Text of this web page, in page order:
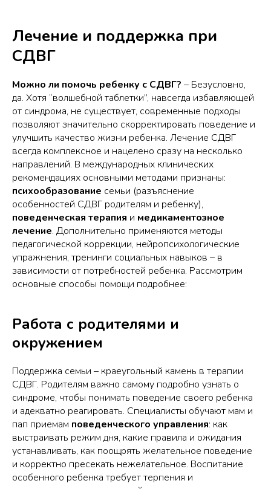
Лечение и поддержка при
СДВГ
Можно ли помочь ребенку с СДВГ? – Безусловно,
да. Хотя “волшебной таблетки”, навсегда избавляющей
от синдрома, не существует, современные подходы
позволяют значительно скорректировать поведение и
улучшить качество жизни ребенка. Лечение СДВГ
всегда комплексное и нацелено сразу на несколько
направлений. В международных клинических
рекомендациях основными методами признаны:
психообразование семьи (разъяснение
особенностей СДВГ родителям и ребенку),
поведенческая терапия и медикаментозное
лечение. Дополнительно применяются методы
педагогической коррекции, нейропсихологические
упражнения, тренинги социальных навыков – в
зависимости от потребностей ребенка. Рассмотрим
основные способы помощи подробнее:
Работа с родителями и
окружением
Поддержка семьи – краеугольный камень в терапии
СДВГ. Родителям важно самому подробно узнать о
синдроме, чтобы понимать поведение своего ребенка
и адекватно реагировать. Специалисты обучают мам и
пап приемам поведенческого управления: как
выстраивать режим дня, какие правила и ожидания
устанавливать, как поощрять желательное поведение
и корректно пресекать нежелательное. Воспитание
особенного ребенка требует терпения и